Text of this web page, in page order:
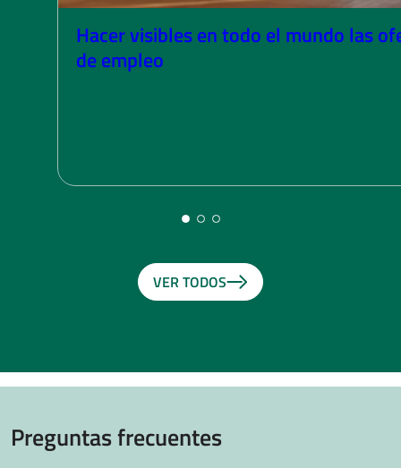
Hacer visibles en todo el mundo las
de empleo
VER TODOS
Preguntas frecuentes